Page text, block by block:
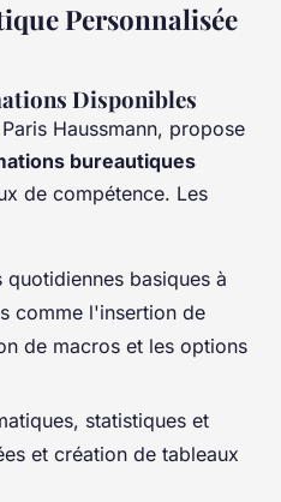
Personnalisée
Disponibles
Haussmann, propose
bureautiques
de compétence. Les
quotidiennes basiques à
comme l'insertion de
de macros et les options
statistiques et
et création de tableaux